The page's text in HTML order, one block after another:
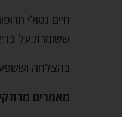
חיים נטולי
ששומרת על
בהצלחה וששפע
מאמרים